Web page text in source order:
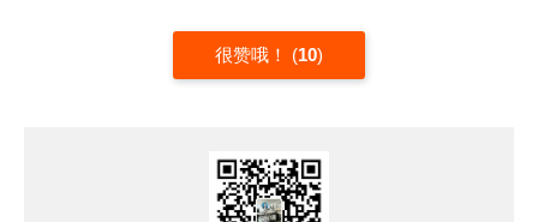
很赞哦！ (10)